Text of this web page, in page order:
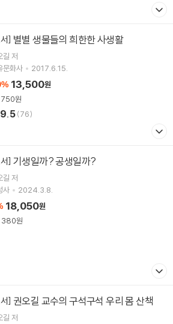
] 별별 생물들의 희한한 사생활
길 저
문화사
2017.6.15.
% 13,500원
750원
9.5(76)
] 기생일까? 공생일까?
길 저
사
2024.3.8.
18,050원
380원
] 권오길 교수의 구석구석 우리 몸 산책
길 저